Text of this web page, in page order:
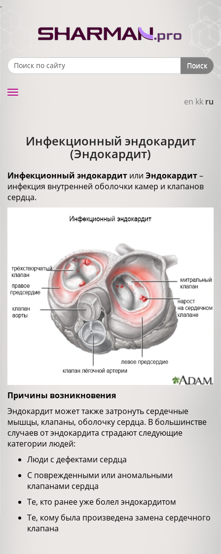
.
Search form Поиск
en kk ru
Toggle
Инфекционный эндокардит
(Эндокардит)
Инфекционный эндокардит или Эндокардит–
инфекция внутренней оболочки камер и клапанов
сердца.
Причины возникновения
Эндокардит может также затронуть сердечные
мышцы, клапаны, оболочку сердца. В большинстве
случаев от эндокардита страдают следующие
категории людей:
Люди с дефектами сердца
С поврежденными или аномальными
клапанами сердца
Те, кто ранее уже болел эндокардитом
Те, кому была произведена замена сердечного
клапана